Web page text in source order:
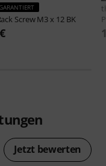
Screw M3 x 12 BK
Jetzt bewerten